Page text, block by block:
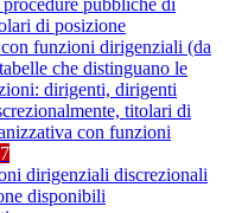
pubbliche di
di posizione
funzioni dirigenziali (da
che distinguano le
dirigenti, dirigenti
titolari di
con funzioni
dirigenziali discrezionali
disponibili